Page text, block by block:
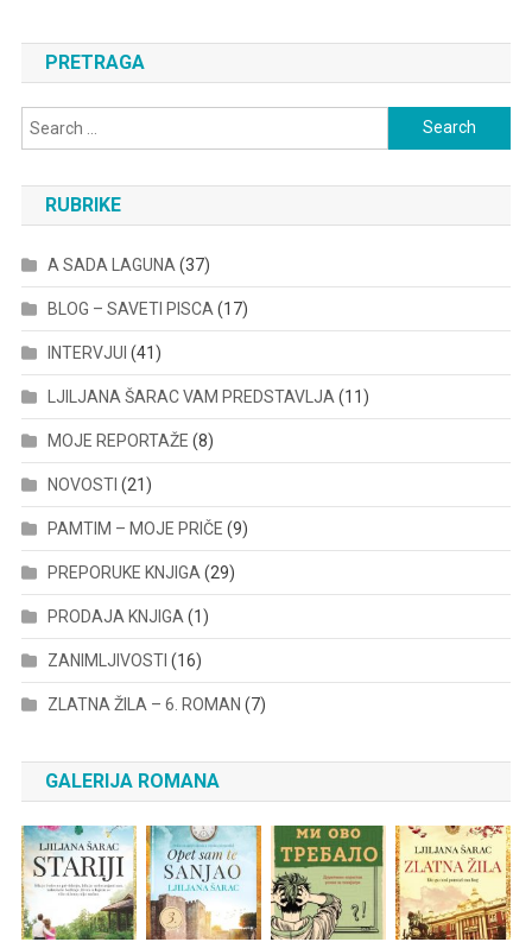
PRETRAGA
Search
for:
RUBRIKE
A SADA LAGUNA (37)
BLOG – SAVETI PISCA (17)
INTERVJUI (41)
LJILJANA ŠARAC VAM PREDSTAVLJA (11)
MOJE REPORTAŽE (8)
NOVOSTI (21)
PAMTIM – MOJE PRIČE (9)
PREPORUKE KNJIGA (29)
PRODAJA KNJIGA (1)
ZANIMLJIVOSTI (16)
ZLATNA ŽILA – 6. ROMAN (7)
GALERIJA ROMANA